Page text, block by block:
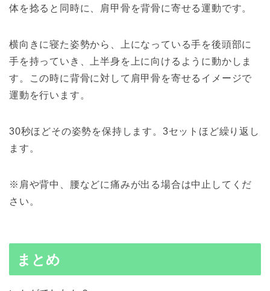
体を捻ると同時に、肩甲骨を背骨に寄せる運動です。
横向きに寝た姿勢から、上になっている手を後頭部に
手を持っていき、上半身を上に向けるように動かしま
す。この時に背骨に対して肩甲骨を寄せるイメージで
運動を行います。
30秒ほどその姿勢を保持します。3セットほど繰り返し
ます。
※肩や背中、腰などに痛みが出る場合は中止してくだ
さい。
まとめ